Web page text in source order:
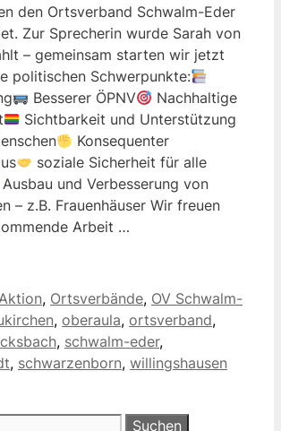
den Ortsverband Schwalm-Eder
Zur Sprecherin wurde Sarah von
– gemeinsam starten wir jetzt
politischen Schwerpunkte:
Besserer ÖPNV
Nachhaltige
Sichtbarkeit und Unterstützung
Konsequenter
soziale Sicherheit für alle
Ausbau und Verbesserung von
– z.B. Frauenhäuser Wir freuen
Arbeit …
, Ortsverbände, OV Schwalm-
, oberaula, ortsverband,
, schwalm-eder,
, schwarzenborn, willingshausen